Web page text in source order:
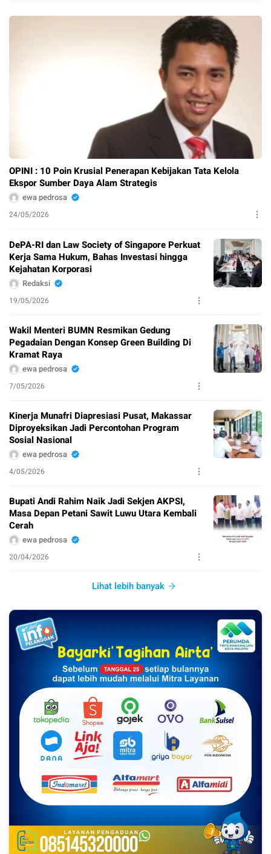
OPINI : 10 Poin Krusial Penerapan Kebijakan Tata Kelola
Ekspor Sumber Daya Alam Strategis
ewa pedrosa
24/05/2026
DePA-RI dan Law Society of Singapore Perkuat
Kerja Sama Hukum, Bahas Investasi hingga
Kejahatan Korporasi
Redaksi
19/05/2026
Wakil Menteri BUMN Resmikan Gedung
Pegadaian Dengan Konsep Green Building Di
Kramat Raya
ewa pedrosa
7/05/2026
Kinerja Munafri Diapresiasi Pusat, Makassar
Diproyeksikan Jadi Percontohan Program
Sosial Nasional
ewa pedrosa
4/05/2026
Bupati Andi Rahim Naik Jadi Sekjen AKPSI,
Masa Depan Petani Sawit Luwu Utara Kembali
Cerah
ewa pedrosa
20/04/2026
Lihat lebih banyak